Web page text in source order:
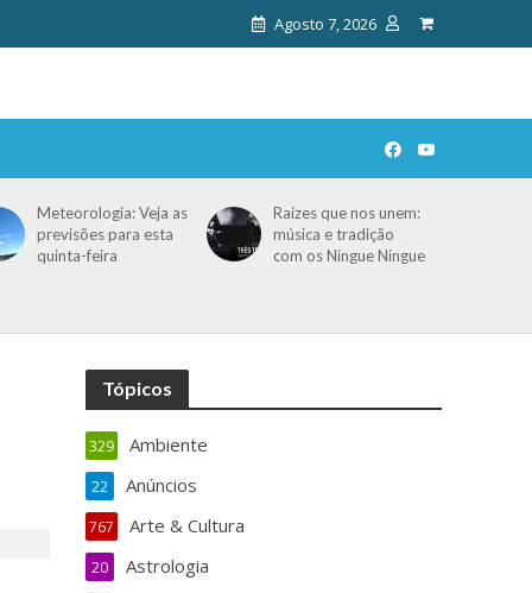
Agosto 7, 2026
Meteorologia: Veja as
previsões para esta
quinta-feira
Raízes que nos unem:
música e tradição
com os Ningue Ningue
Tópicos
Ambiente
329
Anúncios
22
Arte & Cultura
767
Astrologia
20